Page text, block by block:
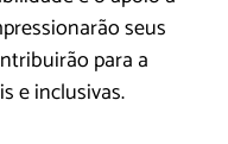
seus
para a
e inclusivas.